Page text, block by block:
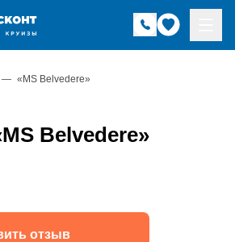
— «MS Belvedere»
Belvedere»
отзыв